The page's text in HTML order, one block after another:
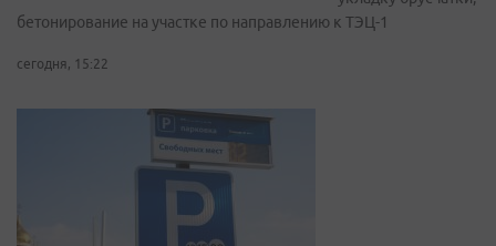
бетонирование на участке по направлению к ТЭЦ-1
сегодня, 15:22